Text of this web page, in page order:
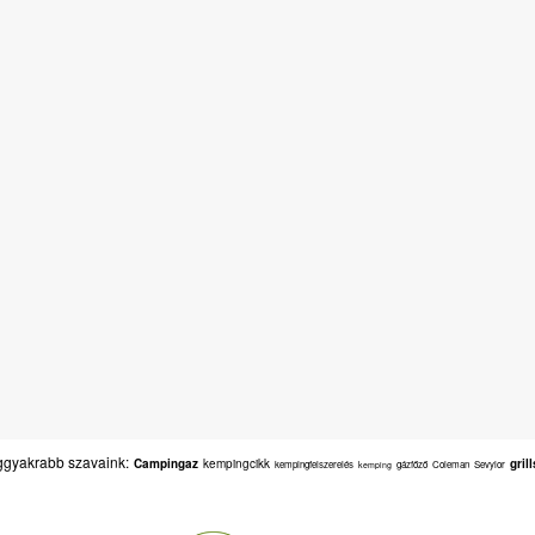
szavaink: Campingaz kempingcikk kempingfelszerelés kemping gázfőző Coleman Sevylor